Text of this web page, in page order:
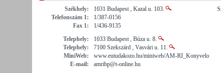
Székhely:
1031 Budapest , Kazal u. 103.
Telefonszám 1:
1/387-0156
Fax 1:
1/436-9135
Telephely:
1033 Budapest , Búza u. 8.
Telephely:
7100 Szekszárd , Vasvári u. 11.
MiniWeb:
www.eutudakozo.hu/miniweb/AM-RI_Konyvelo
E-mail:
amribp@t-online.hu